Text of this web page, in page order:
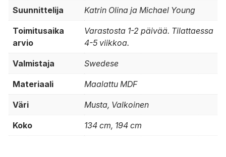
Suunnittelija Katrin Olina ja Michael Young
Toimitusaika
arvio
Varastosta 1-2 päivää. Tilattaessa
4-5 viikkoa.
Valmistaja Swedese
Materiaali Maalattu MDF
Väri Musta, Valkoinen
Koko 134 cm, 194 cm